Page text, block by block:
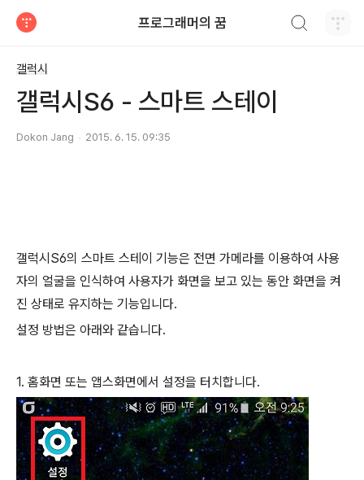
프로그래머의 꿈
갤럭시
갤럭시S6 - 스마트 스테이
Dokon Jang 2015. 6. 15. 09:35
갤럭시S6의 스마트 스테이 기능은 전면 가메라를 이용하여 사용
자의 얼굴을 인식하여 사용자가 화면을 보고 있는 동안 화면을 켜
진 상태로 유지하는 기능입니다.
설정 방법은 아래와 같습니다.
1. 홈화면 또는 앱스화면에서 설정을 터치합니다.